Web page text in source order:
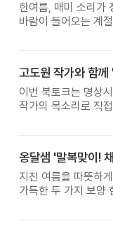
한여름, 매미 소리가
바람이 들어오는 계
고도원 작가와 함
이번 북토크는 명상시
작가의 목소리로 직
옹달샘 '말복맞이!
지친 여름을 따뜻하
가득한 두 가지 보양